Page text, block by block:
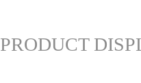
PRODUCT